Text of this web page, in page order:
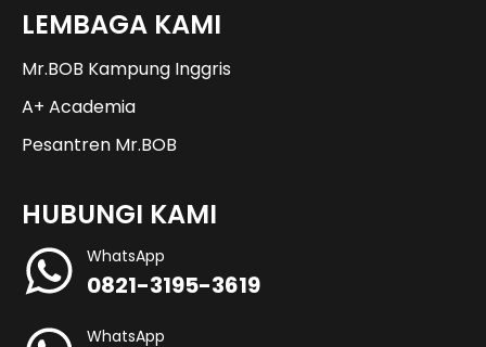
LEMBAGA KAMI
Mr.BOB Kampung Inggris
A+ Academia
Pesantren Mr.BOB
HUBUNGI KAMI
WhatsApp
0821-3195-3619
WhatsApp